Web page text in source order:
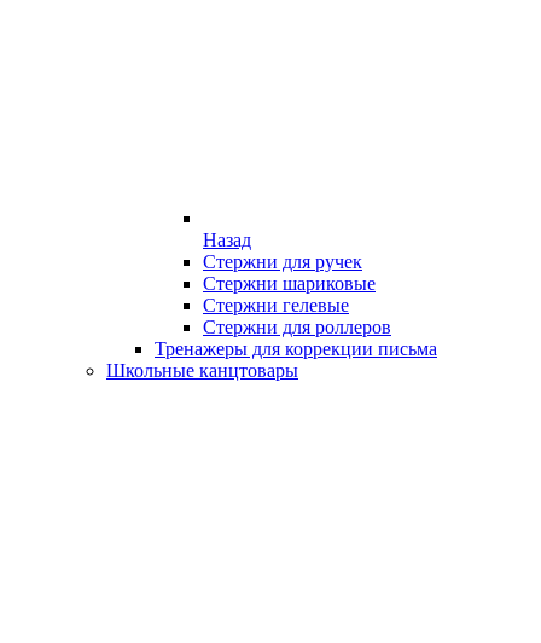
Назад
Стержни для ручек
Стержни шариковые
Стержни гелевые
Стержни для роллеров
Тренажеры для коррекции письма
Школьные канцтовары